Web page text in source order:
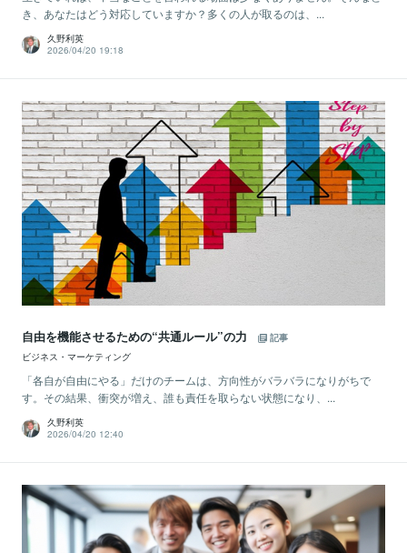
き、あなたはどう対応していますか？多くの人が取るのは、...
久野利英
2026/04/20 19:18
自由を機能させるための“共通ルール”の力
記事
ビジネス・マーケティング
「各自が自由にやる」だけのチームは、方向性がバラバラになりがちで
す。その結果、衝突が増え、誰も責任を取らない状態になり、...
久野利英
2026/04/20 12:40